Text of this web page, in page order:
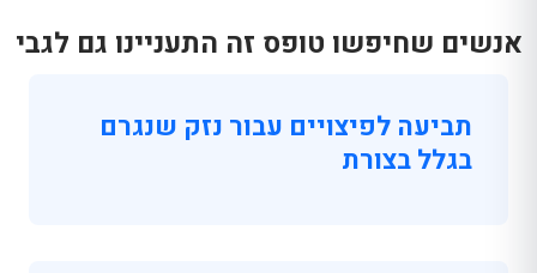
אנשים שחיפשו טופס זה התעניינו גם לגבי
תביעה לפיצויים עבור נזק שנגרם
בגלל בצורת